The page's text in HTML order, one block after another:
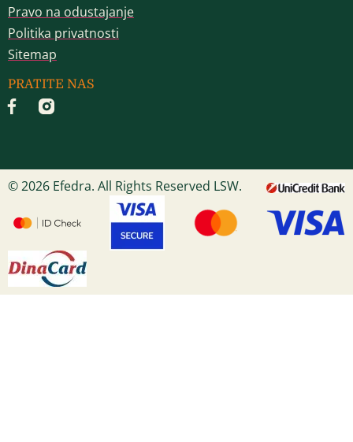
Pravo na odustajanje
Politika privatnosti
Sitemap
PRATITE NAS
© 2026 Efedra. All Rights Reserved LSW.